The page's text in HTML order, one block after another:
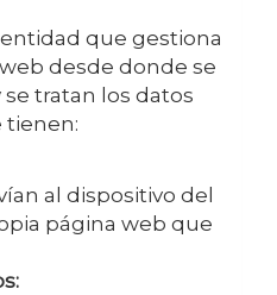
que gestiona
desde donde se
tratan los datos
tienen:
al dispositivo del
página web que